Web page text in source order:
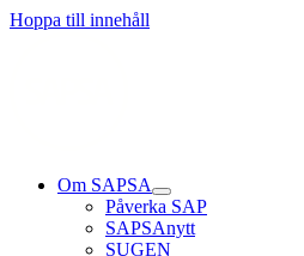
Hoppa till innehåll
Om SAPSA
Påverka SAP
SAPSAnytt
SUGEN
Läs mer
Läs mer
Läs mer